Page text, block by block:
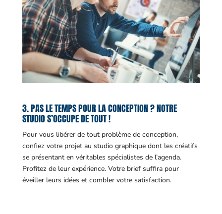
3. PAS LE TEMPS POUR LA CONCEPTION ? NOTRE
STUDIO S’OCCUPE DE TOUT !
Pour vous libérer de tout problème de conception,
confiez votre projet au studio graphique dont les créatifs
se présentant en véritables spécialistes de l’agenda.
Profitez de leur expérience. Votre brief suffira pour
éveiller leurs idées et combler votre satisfaction.